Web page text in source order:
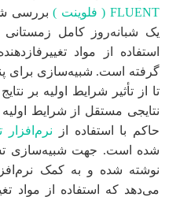
FLUENT ( فلوینت )
بررسی
یک شبانه‌روز کامل
استفاده از مواد
گرفته است. شبیه‌سازی برای
تا از تأثیر شرایط اولیه بر
نتایجی مستقل از شرایط
حاکم با استفاده از
شده است. جهت شبیه‌سازی
نوشته شده و به کمک
می‌دهد که استفاده از مواد